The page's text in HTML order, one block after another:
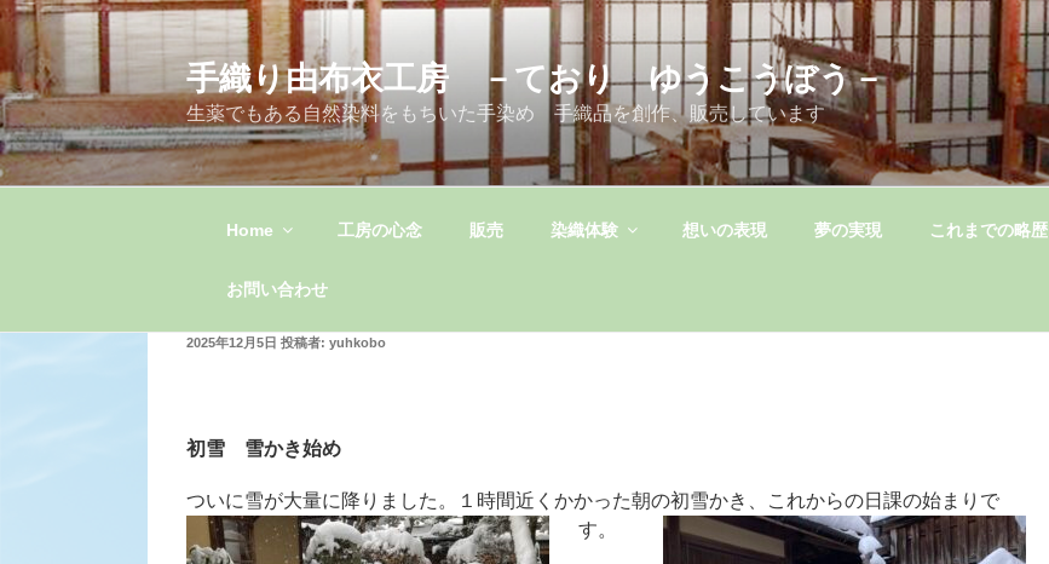
コ
テ
ン
ツ
へ
ス
手織り由布衣工房 －ており ゆうこうぼう－
生薬でもある自然染料をもちいた手染め 手織品を創作、販売しています
Home 工房の心念 販売 染織体験 想いの表現 夢の実現 これまでの略歴
お問い合わせ
投
2025年12月5日 投稿者: yuhkobo
初雪 雪かき始め
ついに雪が大量に降りました。１時間近くかかった朝の初雪かき、これからの日課の始まりで
す。